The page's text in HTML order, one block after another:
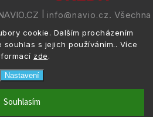
cookie. Dalším procházením
s jejich používáním.. Více
zde.
Nastavení
Souhlasím
info@navio.cz. Všechna
vyhrazena.